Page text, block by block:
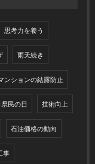
思考力を養う
雨天続き
ンションの結露防止
県民の日 技術向上
石油価格の動向
事